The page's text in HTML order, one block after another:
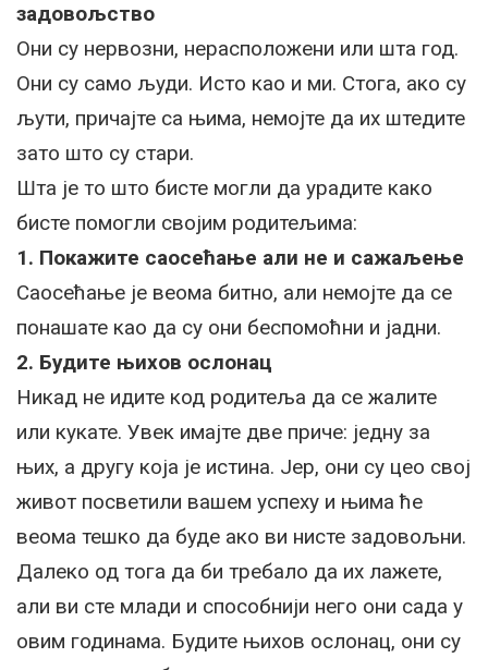
задовољство
Они су нервозни, нерасположени или шта год.
Они су само људи. Исто као и ми. Стога, ако су
љути, причајте са њима, немојте да их штедите
зато што су стари.
Шта је то што бисте могли да урадите како
бисте помогли својим родитељима:
1. Покажите саосећање али не и сажаљење
Саосећање је веома битно, али немојте да се
понашате као да су они беспомоћни и јадни.
2. Будите њихов ослонац
Никад не идите код родитеља да се жалите
или кукате. Увек имајте две приче: једну за
њих, а другу која је истина. Јер, они су цео свој
живот посветили вашем успеху и њима ће
веома тешко да буде ако ви нисте задовољни.
Далеко од тога да би требало да их лажете,
али ви сте млади и способнији него они сада у
овим годинама. Будите њихов ослонац, они су